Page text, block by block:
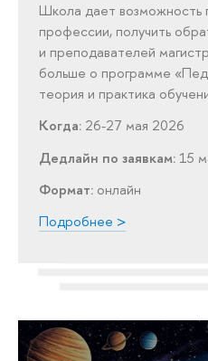
Школа дает возможность
профессии, получить
и преподавателей
больше о программе
теория и практика
Когда: 26-27 мая 2026
Дедлайн по заявкам: 15
Формат: онлайн
Подробнее >